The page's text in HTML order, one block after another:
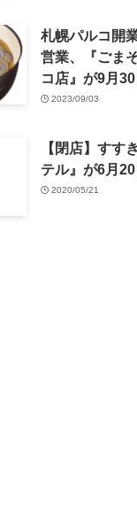
札幌パルコ開
営業、『ごま
コ店』が9月
2023/09/03
【閉店】すす
テル』が6月20
2020/05/21